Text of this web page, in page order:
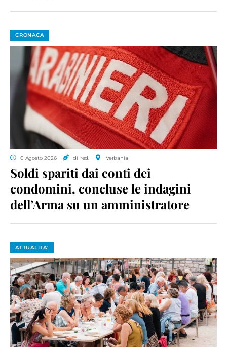
CRONACA
6 Agosto 2026 di red. Verbania
Soldi spariti dai conti dei
condomini, concluse le indagini
dell’Arma su un amministratore
ATTUALITA'